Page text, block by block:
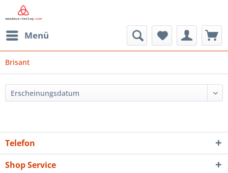
Menü
Brisant
Telefon
Shop Service